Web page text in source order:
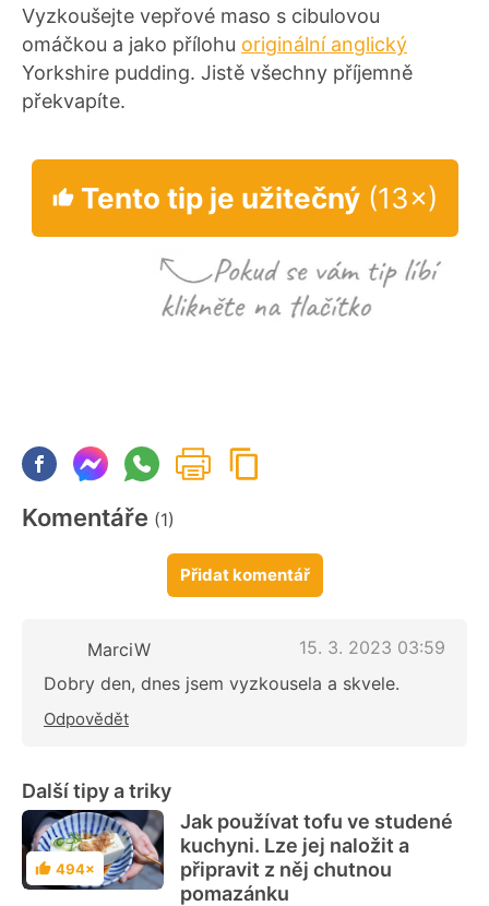
Vyzkoušejte vepřové maso s cibulovou
omáčkou a jako přílohu originální anglický
Yorkshire pudding. Jistě všechny příjemně
překvapíte.
Tento tip je užitečný(13×)
Komentáře (1)
Přidat komentář
MarciW
15. 3. 2023 03:59
Dobry den, dnes jsem vyzkousela a skvele.
Odpovědět
Další tipy a triky
Hodnocení
494×
Jak používat tofu ve studené
kuchyni. Lze jej naložit a
připravit z něj chutnou
pomazánku